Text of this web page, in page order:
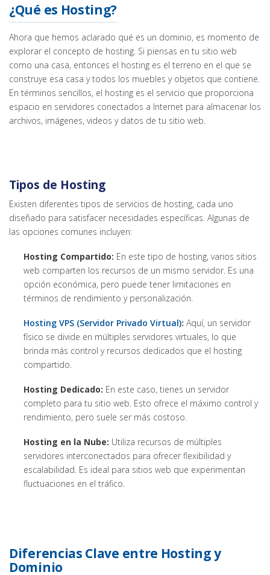
¿Qué es Hosting?
Ahora que hemos aclarado qué es un dominio, es momento de
explorar el concepto de hosting. Si piensas en tu sitio web
como una casa, entonces el hosting es el terreno en el que se
construye esa casa y todos los muebles y objetos que contiene.
En términos sencillos, el hosting es el servicio que proporciona
espacio en servidores conectados a Internet para almacenar los
archivos, imágenes, videos y datos de tu sitio web.
Tipos de Hosting
Existen diferentes tipos de servicios de hosting, cada uno
diseñado para satisfacer necesidades específicas. Algunas de
las opciones comunes incluyen:
Hosting Compartido: En este tipo de hosting, varios sitios
web comparten los recursos de un mismo servidor. Es una
opción económica, pero puede tener limitaciones en
términos de rendimiento y personalización.
Hosting VPS (Servidor Privado Virtual): Aquí, un servidor
físico se divide en múltiples servidores virtuales, lo que
brinda más control y recursos dedicados que el hosting
compartido.
Hosting Dedicado: En este caso, tienes un servidor
completo para tu sitio web. Esto ofrece el máximo control y
rendimiento, pero suele ser más costoso.
Hosting en la Nube: Utiliza recursos de múltiples
servidores interconectados para ofrecer flexibilidad y
escalabilidad. Es ideal para sitios web que experimentan
fluctuaciones en el tráfico.
Diferencias Clave entre Hosting y
Dominio